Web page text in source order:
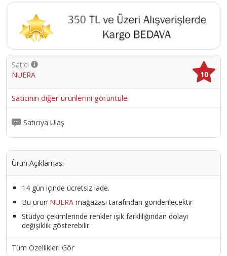
Satıcı
NUERA
10
Satıcının diğer ürünlerini görüntüle
Satıcıya Ulaş
Ürün Açıklaması
14 gün içinde ücretsiz iade.
Bu ürün NUERA mağazası tarafından gönderilecektir
Stüdyo çekimlerinde renkler ışık farklılığından dolayı
değişiklik gösterebilir.
Tüm Özellikleri Gör